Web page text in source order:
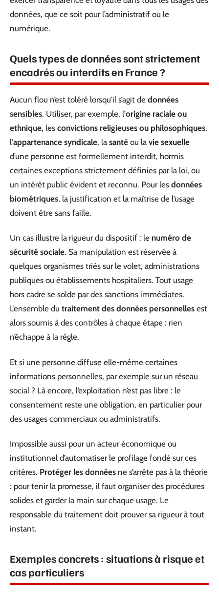
données, que ce soit pour l’administratif ou le
numérique.
Quels types de données sont strictement
encadrés ou interdits en France ?
Aucun flou n’est toléré lorsqu’il s’agit de données
sensibles. Utiliser, par exemple, l’origine raciale ou
ethnique, les convictions religieuses ou philosophiques,
l’appartenance syndicale, la santé ou la vie sexuelle
d’une personne est formellement interdit, hormis
certaines exceptions strictement définies par la loi, ou
un intérêt public évident et reconnu. Pour les données
biométriques, la justification et la maîtrise de l’usage
doivent être sans faille.
Un cas illustre la rigueur du dispositif : le numéro de
sécurité sociale. Sa manipulation est réservée à
quelques organismes triés sur le volet, administrations
publiques ou établissements hospitaliers. Tout usage
hors cadre se solde par des sanctions immédiates.
L’ensemble du traitement des données personnelles est
alors soumis à des contrôles à chaque étape : rien
n’échappe à la règle.
Et si une personne diffuse elle-même certaines
informations personnelles, par exemple sur un réseau
social ? Là encore, l’exploitation n’est pas libre : le
consentement reste une obligation, en particulier pour
des usages commerciaux ou administratifs.
Impossible aussi pour un acteur économique ou
institutionnel d’automatiser le profilage fondé sur ces
critères. Protéger les données ne s’arrête pas à la théorie
: pour tenir la promesse, il faut organiser des procédures
solides et garder la main sur chaque usage. Le
responsable du traitement doit prouver sa rigueur à tout
instant.
Exemples concrets : situations à risque et
cas particuliers